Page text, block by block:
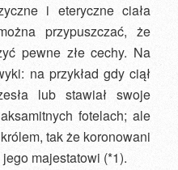
i eteryczne ciała
przypuszczać, że
pewne złe cechy. Na
na przykład gdy ciął
lub stawiał swoje
fotelach; ale
tak że koronowani
majestatowi (*1).